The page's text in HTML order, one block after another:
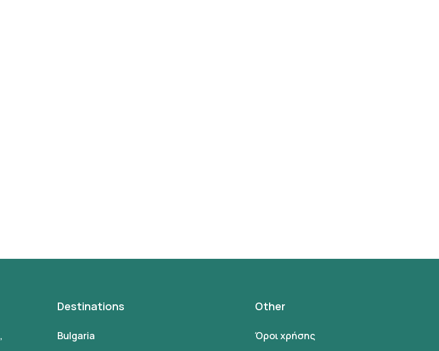
Destinations
Bulgaria
Other
Όροι χρήσης